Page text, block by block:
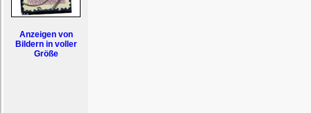
Anzeigen von
Bildern in voller
Größe